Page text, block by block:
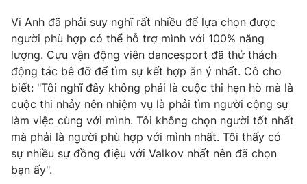
Bất động sản
Thị trường 24h Tấm lòng Việt
VTV4 Vươn mình bằng AI
VTV9 VTV8
Liên hệ tòa soạn
Vi Anh đã phải suy nghĩ rất nhiều để lựa chọn được
người phù hợp có thể hỗ trợ mình với 100% năng
lượng. Cựu vận động viên dancesport đã thử thách
động tác bê đỡ để tìm sự kết hợp ăn ý nhất. Cô cho
biết: "Tôi nghĩ đây không phải là cuộc thi hẹn hò mà là
cuộc thi nhảy nên nhiệm vụ là phải tìm người cộng sự
làm việc cùng với mình. Tôi không chọn người tốt nhất
mà phải là người phù hợp với mình nhất. Tôi thấy có
sự nhiều sự đồng điệu với Valkov nhất nên đã chọn
bạn ấy".